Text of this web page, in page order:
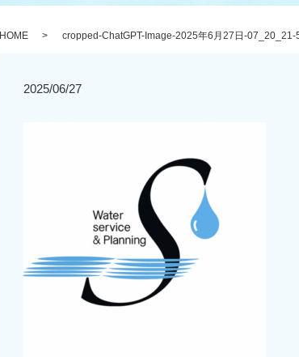
HOME cropped-ChatGPT-Image-2025年6月27日-07_20_21-
2025/06/27